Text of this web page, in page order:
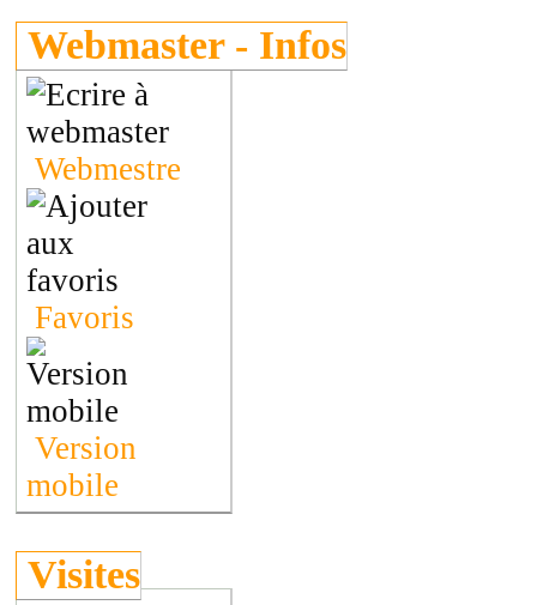
Webmaster - Infos
Webmestre
Favoris
Version
mobile
Visites